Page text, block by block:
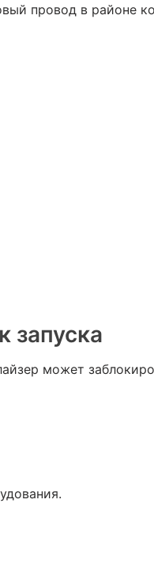
провод в районе
может